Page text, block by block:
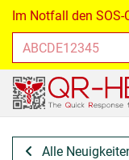
Im Notfall den SOS-
Alle